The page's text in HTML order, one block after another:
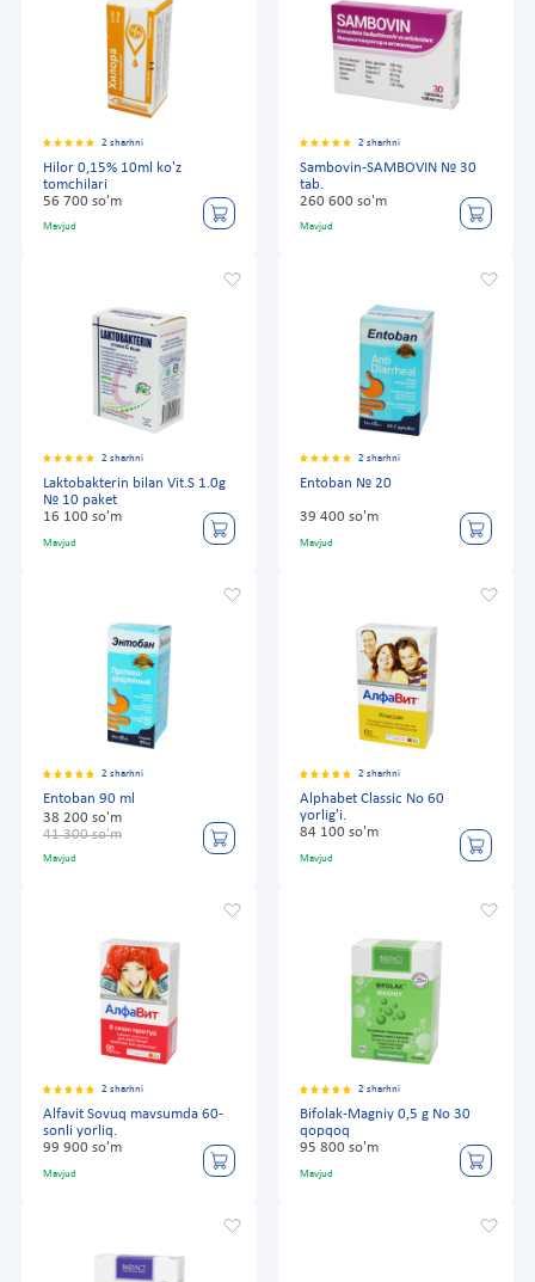
2 sharhni
Hilor 0,15% 10ml ko'z
tomchilari
56 700 so'm
Mavjud
2 sharhni
Sambovin-SAMBOVIN № 30
tab.
260 600 so'm
Mavjud
2 sharhni
Laktobakterin bilan Vit.S 1.0g
№ 10 paket
16 100 so'm
Mavjud
2 sharhni
Entoban № 20
39 400 so'm
Mavjud
2 sharhni
Entoban 90 ml
38 200 so'm
41 300 so'm
Mavjud
2 sharhni
Alphabet Classic No 60
yorlig'i.
84 100 so'm
Mavjud
2 sharhni
Alfavit Sovuq mavsumda 60-
sonli yorliq.
99 900 so'm
Mavjud
2 sharhni
Bifolak-Magniy 0,5 g No 30
qopqoq
95 800 so'm
Mavjud